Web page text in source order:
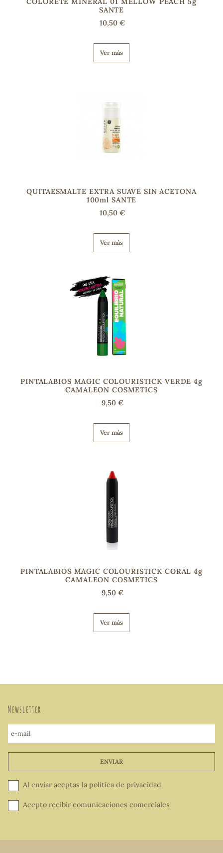
SANTE
10,50 €
Ver más
QUITAESMALTE EXTRA SUAVE SIN ACETONA
100ml SANTE
10,50 €
Ver más
PINTALABIOS MAGIC COLOURISTICK VERDE 4g
CAMALEON COSMETICS
9,50 €
Ver más
PINTALABIOS MAGIC COLOURISTICK CORAL 4g
CAMALEON COSMETICS
9,50 €
Ver más
Newsletter
e-mail
ENVIAR
Al enviar aceptas la política de privacidad
Acepto recibir comunicaciones comerciales